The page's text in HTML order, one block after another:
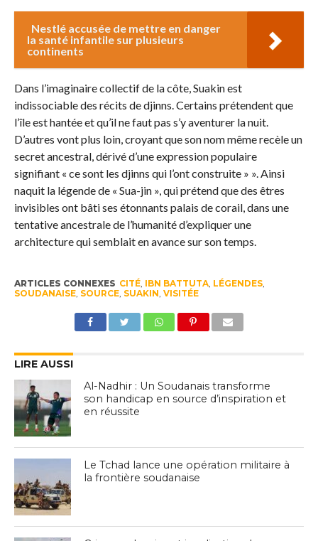
Nestlé accusée de mettre en danger
la santé infantile sur plusieurs
continents
Dans l’imaginaire collectif de la côte, Suakin est
indissociable des récits de djinns. Certains prétendent que
l’île est hantée et qu’il ne faut pas s’y aventurer la nuit.
D’autres vont plus loin, croyant que son nom même recèle un
secret ancestral, dérivé d’une expression populaire
signifiant « ce sont les djinns qui l’ont construite » ». Ainsi
naquit la légende de « Sua-jin », qui prétend que des êtres
invisibles ont bâti ses étonnants palais de corail, dans une
tentative ancestrale de l’humanité d’expliquer une
architecture qui semblait en avance sur son temps.
ARTICLES CONNEXES CITÉ, IBN BATTUTA, LÉGENDES,
SOUDANAISE, SOURCE, SUAKIN, VISITÉE
LIRE AUSSI
Al-Nadhir : Un Soudanais transforme
son handicap en source d’inspiration et
en réussite
Le Tchad lance une opération militaire à
la frontière soudanaise